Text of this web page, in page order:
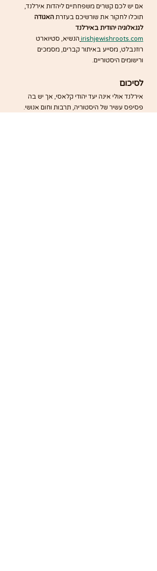
אם יש לכם קשרים משפחתיים ליהדות אירלנד,
תוכלו לחקור את שורשיכם בעזרת האגודה
לגנאלוגיה יהודית באירלנד
irishjewishroots.com הנשיא, סטיוארט
רוזנבלט, מסייע באיתור קברים, מסמכים
ורישומים היסטוריים.
לסיכום
אירלנד אולי אינה יעד יהודי קלאסי, אך יש בה
פסיפס עשיר של היסטוריה, תרבות וחום אנושי.